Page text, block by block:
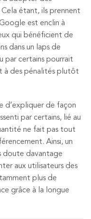
étant, ils prennent
est enclin à
qui bénéficient de
dans un laps de
par certains pourrait
à des pénalités plutôt
d’expliquer de façon
par certains, lié au
ne fait pas tout
Ainsi, un
doute davantage
aux utilisateurs des
plus de
grâce à la longue